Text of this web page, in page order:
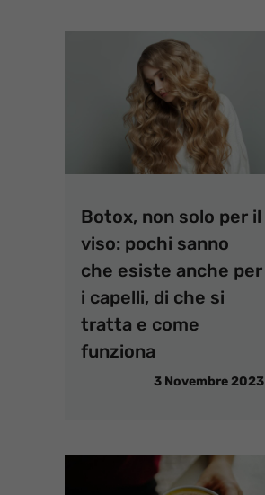
Botox, non solo per il
viso: pochi sanno
che esiste anche per
i capelli, di che si
tratta e come
funziona
3 Novembre 2023